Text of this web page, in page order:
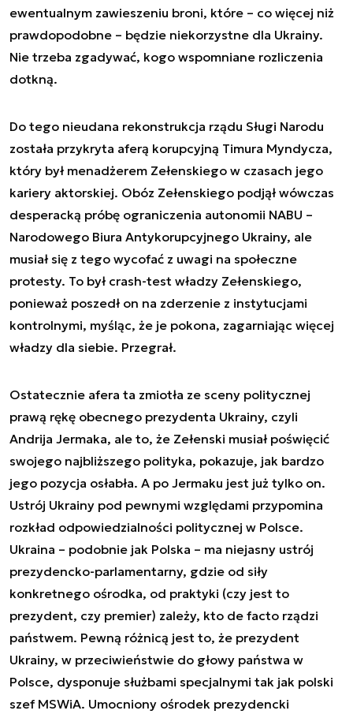
ewentualnym zawieszeniu broni, które – co więcej niż
prawdopodobne – będzie niekorzystne dla Ukrainy.
Nie trzeba zgadywać, kogo wspomniane rozliczenia
dotkną.
Do tego nieudana rekonstrukcja rządu Sługi Narodu
została przykryta aferą korupcyjną Timura Myndycza,
który był menadżerem Zełenskiego w czasach jego
kariery aktorskiej. Obóz Zełenskiego podjął wówczas
desperacką próbę ograniczenia autonomii NABU –
Narodowego Biura Antykorupcyjnego Ukrainy, ale
musiał się z tego wycofać z uwagi na społeczne
protesty. To był crash-test władzy Zełenskiego,
ponieważ poszedł on na zderzenie z instytucjami
kontrolnymi, myśląc, że je pokona, zagarniając więcej
władzy dla siebie. Przegrał.
Ostatecznie afera ta zmiotła ze sceny politycznej
prawą rękę obecnego prezydenta Ukrainy, czyli
Andrija Jermaka, ale to, że Zełenski musiał poświęcić
swojego najbliższego polityka, pokazuje, jak bardzo
jego pozycja osłabła. A po Jermaku jest już tylko on.
Ustrój Ukrainy pod pewnymi względami przypomina
rozkład odpowiedzialności politycznej w Polsce.
Ukraina – podobnie jak Polska – ma niejasny ustrój
prezydencko-parlamentarny, gdzie od siły
konkretnego ośrodka, od praktyki (czy jest to
prezydent, czy premier) zależy, kto de facto rządzi
państwem. Pewną różnicą jest to, że prezydent
Ukrainy, w przeciwieństwie do głowy państwa w
Polsce, dysponuje służbami specjalnymi tak jak polski
szef MSWiA. Umocniony ośrodek prezydencki